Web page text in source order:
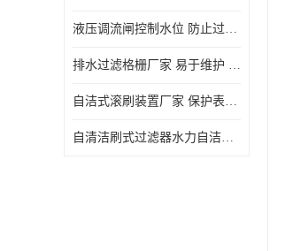
液压调流闸控制水位 防止过载 适应流量变化的要求
排水过滤格栅厂家 易于维护 保持栅条通畅
自洁式滚刷装置厂家 保护表面 节省能源
自清洁刷式过滤器水力自洁式滚刷 重量轻 使用寿命长